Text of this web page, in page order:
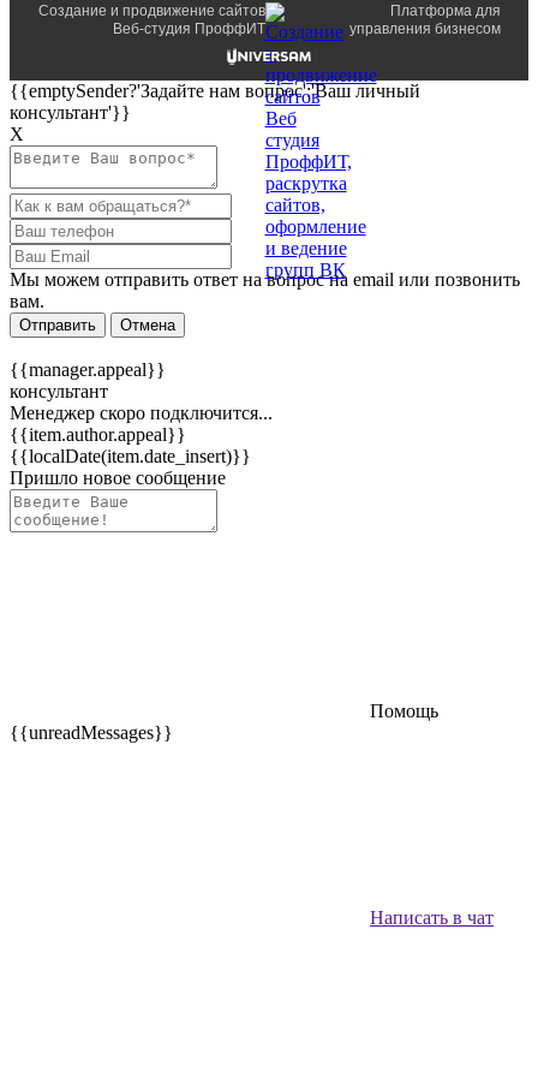
Создание и продвижение сайтов
Веб-студия ПроффИТ
Платформа для
управления бизнесом
{{emptySender?'Задайте нам вопрос':'Ваш личный
консультант'}}
Х
Мы можем отправить ответ на вопрос на email или позвонить
вам.
Отправить Отмена
{{manager.appeal}}
консультант
Менеджер скоро подключится...
{{item.author.appeal}}
{{localDate(item.date_insert)}}
Пришло новое сообщение
Помощь
{{unreadMessages}}
Написать в чат